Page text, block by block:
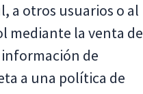
a otros usuarios o al
mediante la venta de
información de
a una política de